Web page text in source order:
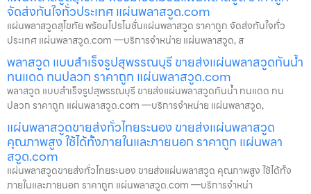
จัดส่งทันใจทั่วประเทศ แผ่นพลาสวูด.com
แผ่นพลาสวูดสุโขทัย พร้อมโปรโมชั่นแผ่นพลาสวูด ราคาถูก จัดส่งทันใจทั่ว
ประเทศ แผ่นพลาสวูด.com —บริการจำหน่าย แผ่นพลาสวูด, ส
พลาสวูด แบบสำเร็จรูปสุพรรณบุรี ขายส่งแผ่นพลาสวูดกันน้ำ
ทนแดด ทนปลวก ราคาถูก แผ่นพลาสวูด.com
พลาสวูด แบบสำเร็จรูปสุพรรณบุรี ขายส่งแผ่นพลาสวูดกันน้ำ ทนแดด ทน
ปลวก ราคาถูก แผ่นพลาสวูด.com —บริการจำหน่าย แผ่นพลาสวูด,
แผ่นพลาสวูดขายส่งทั่วไทยระนอง ขายส่งแผ่นพลาสวูด
คุณภาพสูง ใช้ได้ทั้งภายในและภายนอก ราคาถูก แผ่นพลา
สวูด.com
แผ่นพลาสวูดขายส่งทั่วไทยระนอง ขายส่งแผ่นพลาสวูด คุณภาพสูง ใช้ได้ทั้ง
ภายในและภายนอก ราคาถูก แผ่นพลาสวูด.com —บริการจำหน่า